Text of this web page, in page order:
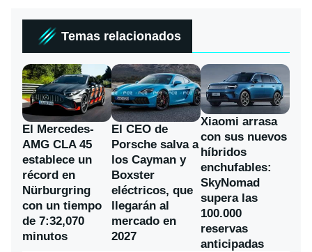
Temas relacionados
El Mercedes-
AMG CLA 45
establece un
récord en
Nürburgring
con un tiempo
de 7:32,070
minutos
El CEO de
Porsche salva a
los Cayman y
Boxster
eléctricos, que
llegarán al
mercado en
2027
Xiaomi arrasa
con sus nuevos
híbridos
enchufables:
SkyNomad
supera las
100.000
reservas
anticipadas